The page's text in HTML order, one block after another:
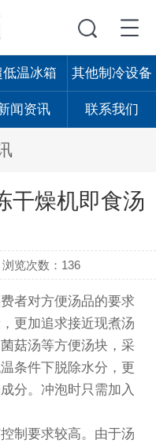
低温冰箱 其他制冷设备
闻资讯 联系我们
干燥机即食汤
浏览次数：136
者对方便汤品的要求
更加追求接近现煮汤
菇汤等方便汤块，采
条件下脱除水分，更
分。冲泡时只需加入
制要求较高。由于汤